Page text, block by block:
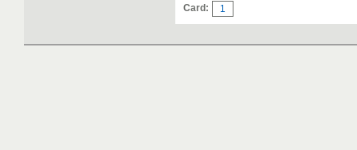
Card:
1